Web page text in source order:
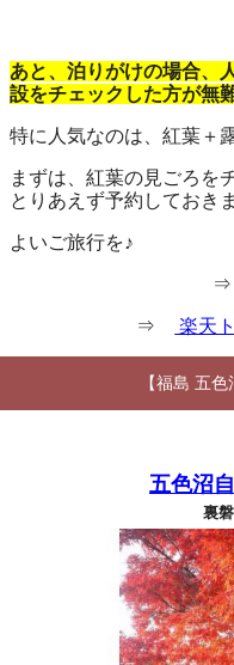
あと、泊りがけの場合、
設をチェックした方が無
特に人気なのは、紅葉＋
まずは、紅葉の見ごろを
とりあえず予約しておき
よいご旅行を♪
⇒ 楽天
【福島 五
五色沼
裏